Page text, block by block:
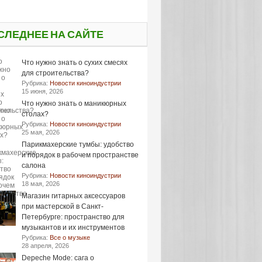
НА САЙТЕ
Что нужно знать о сухих смесях
для строительства?
Рубрика: Новости киноиндустрии
15 июня, 2026
Что нужно знать о маникюрных
столах?
Рубрика: Новости киноиндустрии
25 мая, 2026
Парикмахерские тумбы: удобство
и порядок в рабочем пространстве
салона
Рубрика: Новости киноиндустрии
18 мая, 2026
Магазин гитарных аксессуаров
при мастерской в Санкт-
Петербурге: пространство для
музыкантов и их инструментов
Рубрика: Все о музыке
28 апреля, 2026
Depeche Mode: сага о